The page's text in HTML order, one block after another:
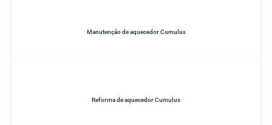
Manutenção de aquecedor Cumulus
Reforma de aquecedor Cumulus